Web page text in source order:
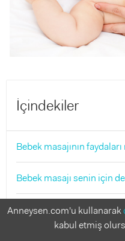
İçindekiler
Bebek masajının
Bebek masajı senin için
Bebek masajı hangi ayda
Anneysen.com'u kullanarak
kabul etmiş